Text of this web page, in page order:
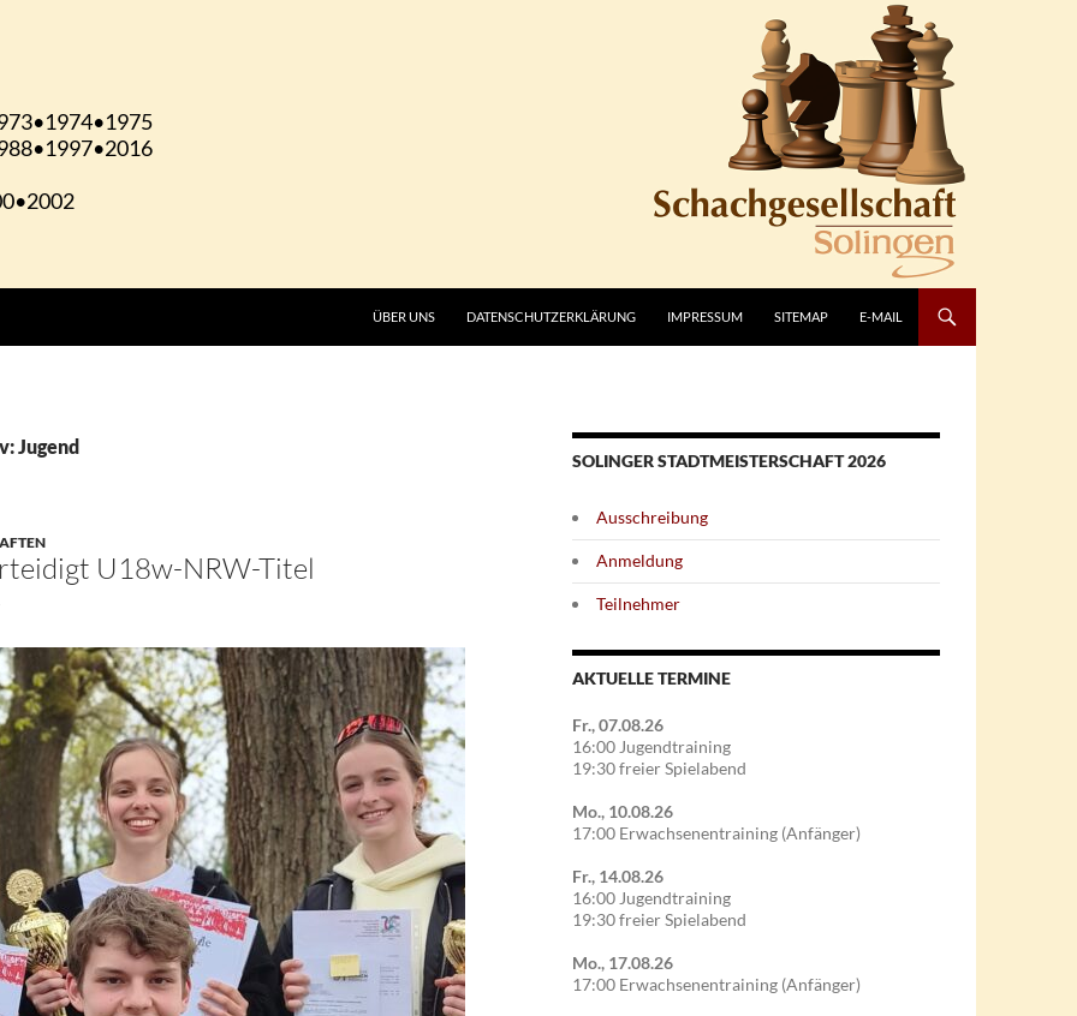
ÜBER UNS DATENSCHUTZERKLÄRUNG IMPRESSUM SITEMAP E-MAIL
Jugend
U18w-NRW-Titel
SOLINGER STADTMEISTERSCHAFT 2026
Ausschreibung
Anmeldung
Teilnehmer
AKTUELLE TERMINE
Fr., 07.08.26
16:00 Jugendtraining
19:30 freier Spielabend
Mo., 10.08.26
17:00 Erwachsenentraining (Anfänger)
Fr., 14.08.26
16:00 Jugendtraining
19:30 freier Spielabend
Mo., 17.08.26
17:00 Erwachsenentraining (Anfänger)